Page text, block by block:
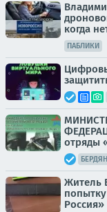
когда
ПАБЛИКИ
отряды
Житель
Россия»